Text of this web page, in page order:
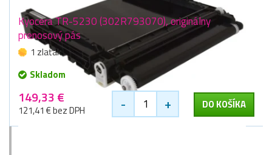
Kyocera TR-5230 (302R793070), originálny
prenosový pás
1 zlaťák
Skladom
149,33 €
121,41 € bez DPH - + DO KOŠÍKA